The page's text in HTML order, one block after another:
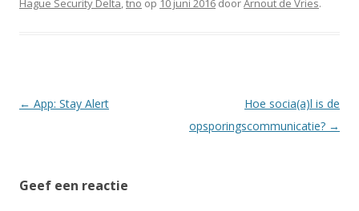
Hague Security Delta,tno op 10 juni 2016 doorArnout de Vries.
Berichtnavigatie
← App: Stay Alert
Hoe socia(a)l is de
opsporingscommunicatie? →
Geef een reactie